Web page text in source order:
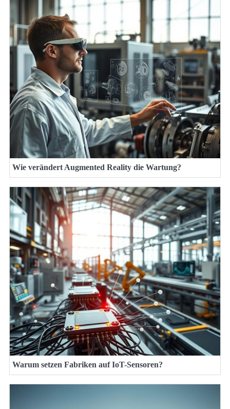
Wie verändert Augmented Reality die Wartung?
Warum setzen Fabriken auf IoT-Sensoren?